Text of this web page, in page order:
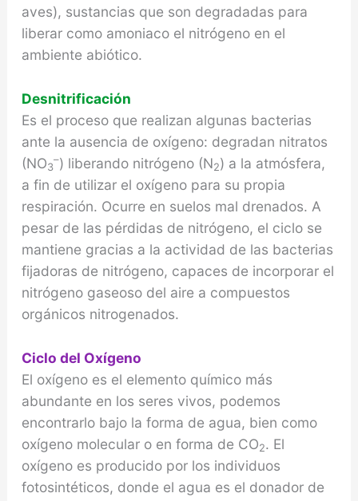
aves), sustancias que son degradadas para
liberar como amoniaco el nitrógeno en el
ambiente abiótico.
Desnitrificación
Es el proceso que realizan algunas bacterias
ante la ausencia de oxígeno: degradan nitratos
(NO3
–) liberando nitrógeno (N2) a la atmósfera,
a fin de utilizar el oxígeno para su propia
respiración. Ocurre en suelos mal drenados. A
pesar de las pérdidas de nitrógeno, el ciclo se
mantiene gracias a la actividad de las bacterias
fijadoras de nitrógeno, capaces de incorporar el
nitrógeno gaseoso del aire a compuestos
orgánicos nitrogenados.
Ciclo del Oxígeno
El oxígeno es el elemento químico más
abundante en los seres vivos, podemos
encontrarlo bajo la forma de agua, bien como
oxígeno molecular o en forma de CO2. El
oxígeno es producido por los individuos
fotosintéticos, donde el agua es el donador de